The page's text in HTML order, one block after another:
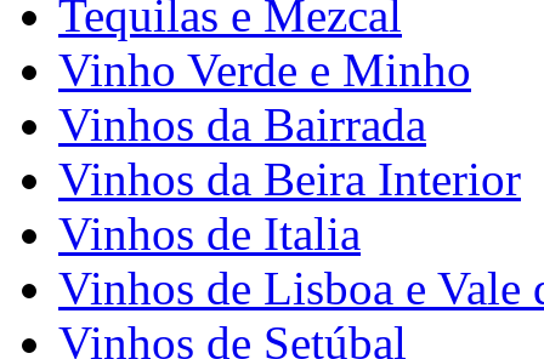
Tequilas e Mezcal
Vinho Verde e Minho
Vinhos da Bairrada
Vinhos da Beira Interior
Vinhos de Italia
Vinhos de Lisboa e Vale
Vinhos de Setúbal